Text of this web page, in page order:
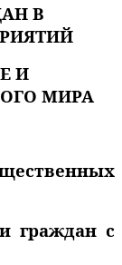
В
И
МИРА
и граждан с